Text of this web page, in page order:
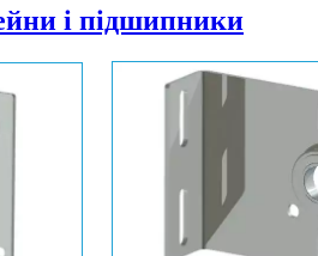
і підшипники